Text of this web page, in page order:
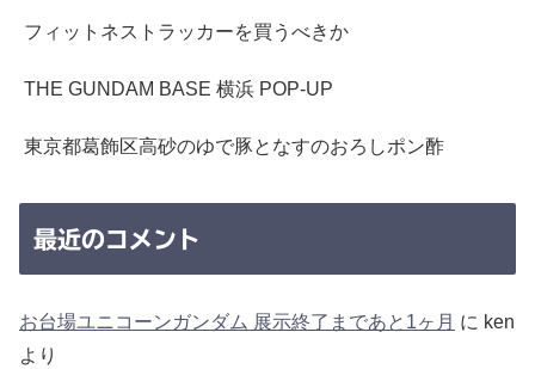
フィットネストラッカーを買うべきか
THE GUNDAM BASE 横浜 POP-UP
東京都葛飾区高砂のゆで豚となすのおろしポン酢
最近のコメント
お台場ユニコーンガンダム 展示終了まであと1ヶ月 に ken
より